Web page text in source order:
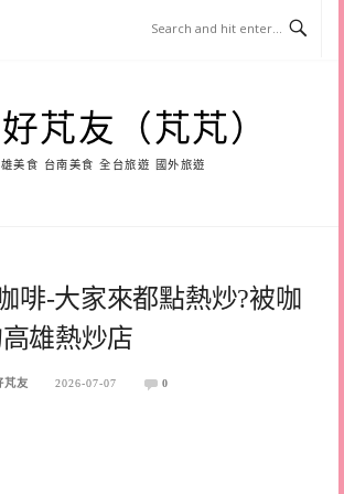
芃友（芃芃）
美食 台南美食 全台旅遊 國外旅遊
啡-大家來都點熱炒?被咖
雄熱炒店
芃友 2026-07-07 0